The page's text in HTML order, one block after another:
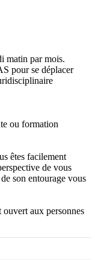
matin par mois.
pour se déplacer
ou formation
êtes facilement
de vous
son entourage vous
ouvert aux personnes